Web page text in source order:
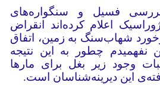
بررسی فسیل‌ و سنگواره‌های
اعلام کرده‌اند انقراض
شهاب‌سنگ به زمین، اتفاق
نفهمیدم چطور به این نتیجه
وجود زیر بغل برای مارها
این دیرینه‌شناسان است.